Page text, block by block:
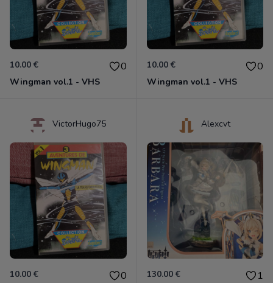
10.00 € 0
Wingman vol.1 - VHS
10.00 € 0
Wingman vol.1 - VHS
VictorHugo75
10.00 € 0
Alexcvt
130.00 € 1